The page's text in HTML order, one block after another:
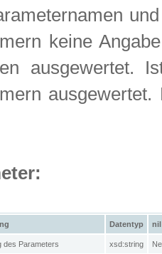
keine
ausgewertet.
Datentyp nil
des Parameters xsd:string